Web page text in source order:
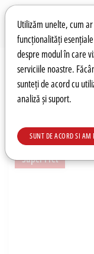
Preferințe
Utilizăm unelte, cum
funcționalități
despre modul în care
serviciile noastre.
sunteți de acord cu
analiză și suport.
SUNT DE ACORD SI AM
Wishlist
Super Pret